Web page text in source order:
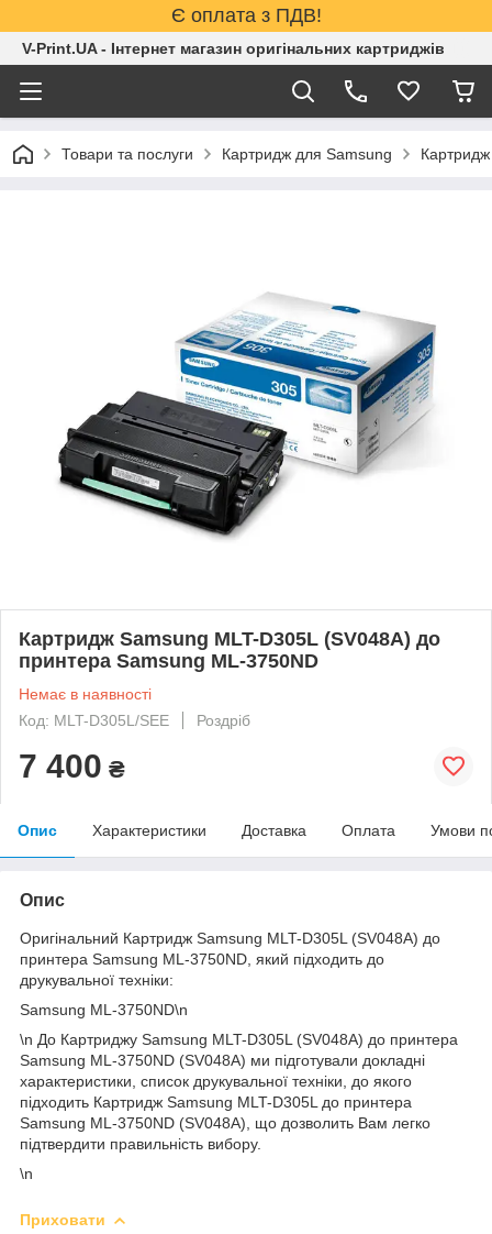
Є оплата з ПДВ!
V-Print.UA - Інтернет магазин оригінальних картриджів
Товари та послуги Картридж для Samsung
Картридж Samsung MLT-D305L (SV048A) до
принтера Samsung ML-3750ND
Немає в наявності
Код: MLT-D305L/SEE
Роздріб
7 400 ₴
Опис Характеристики Доставка Оплата Умови
Опис
Оригінальний Картридж Samsung MLT-D305L (SV048A) до
принтера Samsung ML-3750ND, який підходить до
друкувальної техніки:
Samsung ML-3750ND\n
\n До Картриджу Samsung MLT-D305L (SV048A) до принтера
Samsung ML-3750ND (SV048A) ми підготували докладні
характеристики, список друкувальної техніки, до якого
підходить Картридж Samsung MLT-D305L до принтера
Samsung ML-3750ND (SV048A), що дозволить Вам легко
підтвердити правильність вибору.
\n
Приховати